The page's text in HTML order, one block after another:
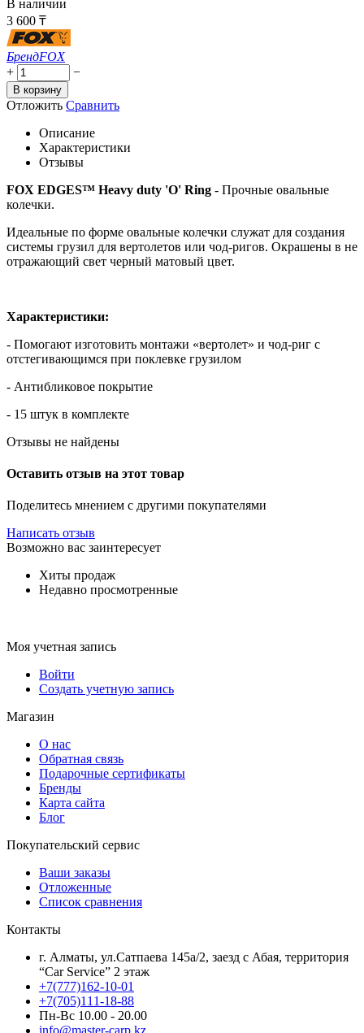
В наличии
3 600 ₸
БрендFOX
+
−
В корзину
Отложить Сравнить
Описание
Характеристики
Отзывы
FOX EDGES™ Heavy duty 'O' Ring - Прочные овальные
колечки.
Идеальные по форме овальные колечки служат для создания
системы грузил для вертолетов или чод-ригов. Окрашены в не
отражающий свет черный матовый цвет.
Характеристики:
- Помогают изготовить монтажи «вертолет» и чод-риг с
отстегивающимся при поклевке грузилом
- Антибликовое покрытие
- 15 штук в комплекте
Отзывы не найдены
Оставить отзыв на этот товар
Поделитесь мнением с другими покупателями
Написать отзыв
Возможно вас заинтересует
Хиты продаж
Недавно просмотренные
Моя учетная запись
Войти
Создать учетную запись
Магазин
О нас
Обратная связь
Подарочные сертификаты
Бренды
Карта сайта
Блог
Покупательский сервис
Ваши заказы
Отложенные
Список сравнения
Контакты
г. Алматы, ул.Сатпаева 145а/2, заезд с Абая, территория
“Car Service” 2 этаж
+7(777)162-10-01
+7(705)111-18-88
Пн-Вс 10.00 - 20.00